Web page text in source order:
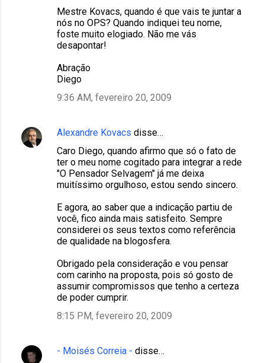
Mestre Kovacs, quando é que vais te juntar a
nós no OPS? Quando indiquei teu nome,
foste muito elogiado. Não me vás
desapontar!
Abração
Diego
9:36 AM, fevereiro 20, 2009
Alexandre Kovacs disse…
Caro Diego, quando afirmo que só o fato de
ter o meu nome cogitado para integrar a rede
"O Pensador Selvagem" já me deixa
muitíssimo orgulhoso, estou sendo sincero.
E agora, ao saber que a indicação partiu de
você, fico ainda mais satisfeito. Sempre
considerei os seus textos como referência
de qualidade na blogosfera.
Obrigado pela consideração e vou pensar
com carinho na proposta, pois só gosto de
assumir compromissos que tenho a certeza
de poder cumprir.
8:15 PM, fevereiro 20, 2009
- Moisés Correia - disse…